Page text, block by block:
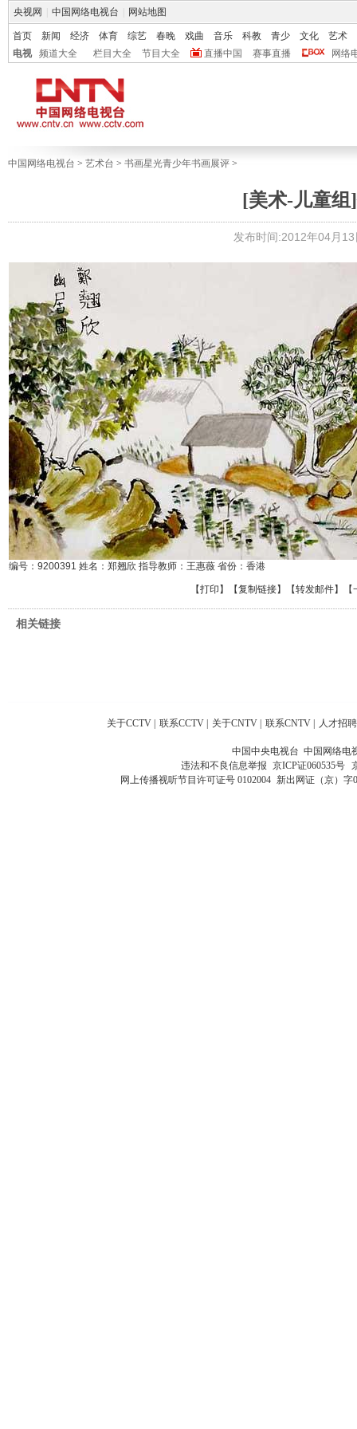
央视网 中国网络电视台 网站地图
首页 新闻 经济 体育 综艺 春晚 戏曲 音乐 科教 青少 文化
艺术
电视
频道大全 栏目大全 节目大全 直播中国 赛事直播 网络
中国网络电视台 > 艺术台 > 书画星光青少年书画展评 >
[美术-儿童组
发布时间:2012年04月
编号：9200391 姓名：郑翘欣 指导教师：王惠薇 省份：香港
【打印 】【复制链接】【转发邮件】
相关链接
关于CCTV 联系CCTV 关于CNTV 联系CNTV 人才招聘
中国中央电视台 中国网络电
违法和不良信息举报 京ICP证060535号
网上传播视听节目许可证号 0102004 新出网证（京）